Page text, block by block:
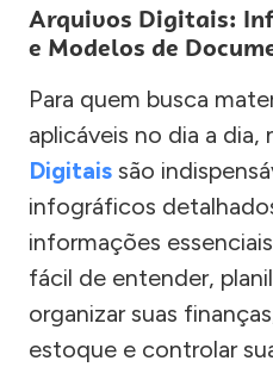
Arquivos Digitais:
e Modelos de
Para quem busca
aplicáveis no dia a dia,
Digitais são
infográficos
informações
fácil de entender,
organizar suas
estoque e controlar